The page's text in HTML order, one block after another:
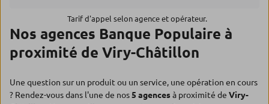
Tarif d'appel selon agence et opérateur.
Nos agences Banque Populaire à
proximité de Viry-Châtillon
Une question sur un produit ou un service, une opération en cours
? Rendez-vous dans l'une de nos5 agencesà proximité de Viry-